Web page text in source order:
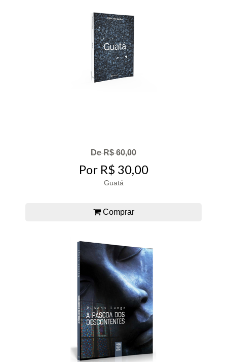
De R$ 60,00
Por R$ 30,00
Guatá
Comprar